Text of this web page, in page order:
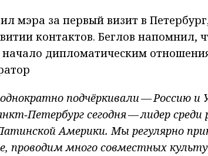
мэра за первый визит в
контактов. Беглов напомнил,
дипломатическим
подчёркивали — Россию и
сегодня — лидер
Америки. Мы регулярно
проводим много совместных